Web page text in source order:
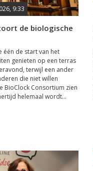
9:33
de biologische
de start van het
genieten op een terras
terwijl een ander
die niet willen
BioClock Consortium zien
helemaal wordt...